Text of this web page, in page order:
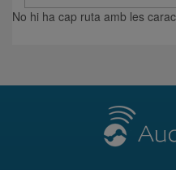
No hi ha cap ruta amb les